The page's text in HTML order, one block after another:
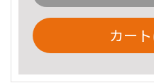
カー